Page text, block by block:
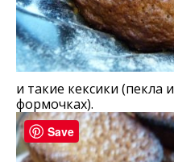
и такие кексики (пекла
формочках).
Save